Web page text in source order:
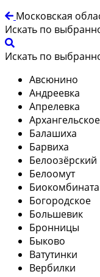
Московская
Искать по
Искать по
Авсюнино
Андреевка
Апрелевка
Архангельское
Балашиха
Барвиха
Белоозёрский
Белоомут
Биокомбината
Богородское
Большевик
Бронницы
Быково
Ватутинки
Вербилки